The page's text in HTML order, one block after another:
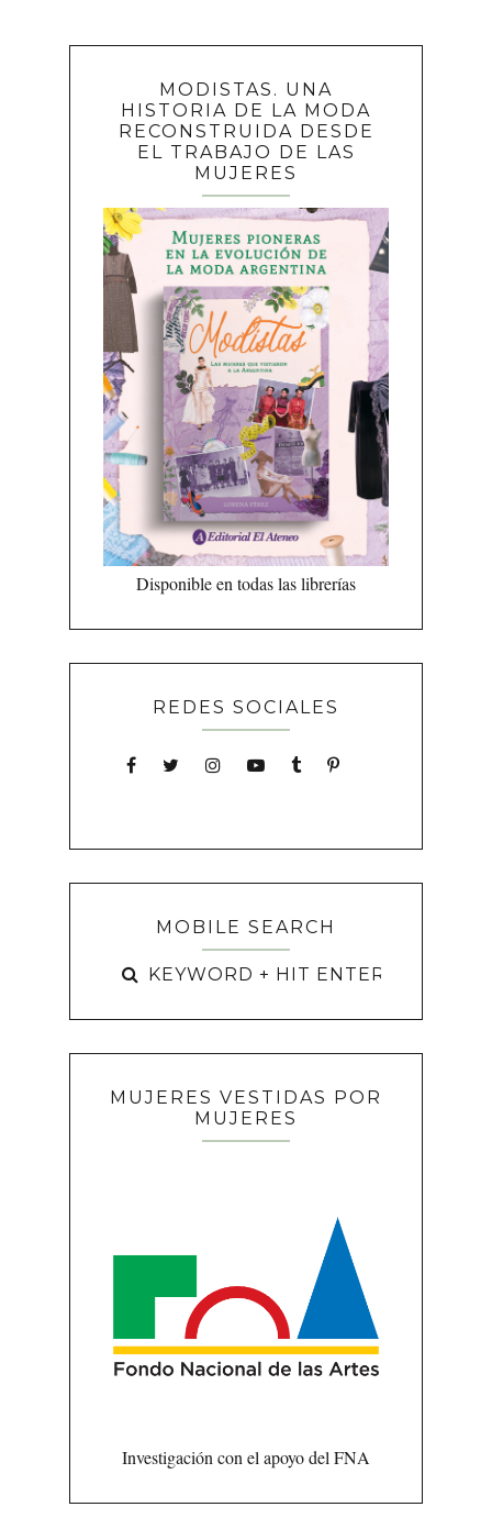
MODISTAS. UNA
HISTORIA DE LA MODA
RECONSTRUIDA DESDE
EL TRABAJO DE LAS
MUJERES
Disponible en todas las librerías
REDES SOCIALES
MOBILE SEARCH
MUJERES VESTIDAS POR
MUJERES
Investigación con el apoyo del FNA